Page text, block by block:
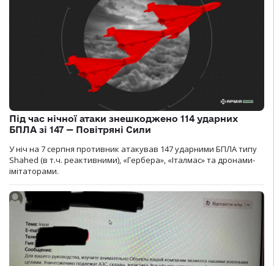
Під час нічної атаки знешкоджено 114 ударних
БПЛА зі 147 — Повітряні Сили
У ніч на 7 серпня противник атакував 147 ударними БПЛА типу
Shahed (в т.ч. реактивними), «Гербера», «Італмас» та дронами-
імітаторами.